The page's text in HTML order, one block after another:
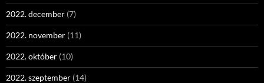
2022. december (7)
2022. november (11)
2022. október (10)
2022. szeptember (14)